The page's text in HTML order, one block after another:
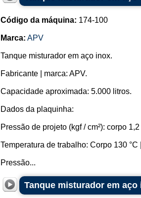
Código da máquina: 174-100
Marca: APV
Tanque misturador em aço inox.
Fabricante | marca: APV.
Capacidade aproximada: 5.000 litros.
Dados da plaquinha:
Pressão de projeto (kgf / cm²): corpo
Temperatura de trabalho: Corpo 130 °C
Pressão...
Tanque misturador em aço